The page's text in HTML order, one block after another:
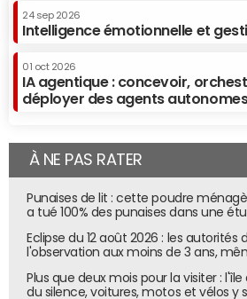
24 sep 2026
Intelligence émotionnelle et
01 oct 2026
IA agentique : concevoir,
déployer des agents
À NE PAS RATER
Punaises de lit : cette poudre
a tué 100% des punaises dans une
Eclipse du 12 août 2026 : les autorités
l'observation aux moins de 3 ans,
Plus que deux mois pour la visiter :
du silence, voitures, motos et vélos y